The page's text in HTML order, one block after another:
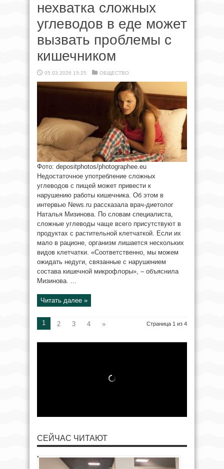
нехватка сложных
углеводов в еде может
вызвать проблемы с
кишечником
05.03.2026 15:25 ОБЩЕСТВО
Фото: depositphotos/photographee.eu
Недостаточное употребление сложных
углеводов с пищей может привести к
нарушению работы кишечника. Об этом в
интервью News.ru рассказала врач-диетолог
Наталья Мизинова. По словам специалиста,
сложные углеводы чаще всего присутствуют в
продуктах с растительной клетчаткой. Если их
мало в рационе, организм лишается нескольких
видов клетчатки. «Соответственно, мы можем
ожидать недуги, связанные с нарушением
состава кишечной микрофлоры», – объяснила
Мизинова. ...
Читать далее »
Страница 1 из 4
1 2 3 4 »
СЕЙЧАС ЧИТАЮТ